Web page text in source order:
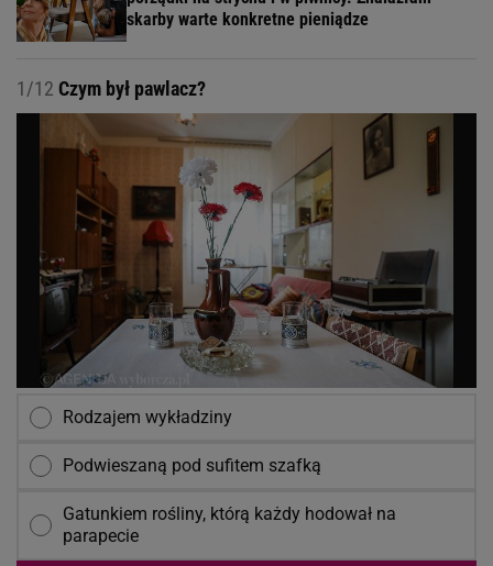
skarby warte konkretne pieniądze
1/12 Czym był pawlacz?
Rodzajem wykładziny
Podwieszaną pod sufitem szafką
Gatunkiem rośliny, którą każdy hodował na
parapecie